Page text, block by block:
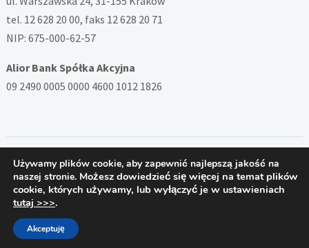
tel. 12 628 20 00, faks 12 628 20 71
NIP: 675-000-62-57
Alior Bank Spółka Akcyjna
09 2490 0005 0000 4600 1012 1826
Copyright © 2026 — System ZSD Politechniki Krakowskiej. All
Rights Reserved
Designed by
Używamy plików cookie, aby zapewnić najlepszą jakość na
naszej stronie. Możesz dowiedzieć się więcej na temat plików
cookie, których używamy, lub wyłączyć je w ustawieniach
tutaj >>>.
Akceptuję